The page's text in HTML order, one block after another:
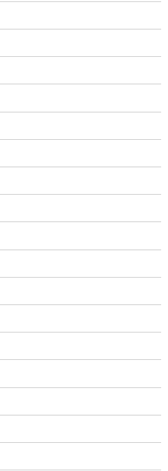
研究力を盛っています。編成は
半魚人、タコつぼ。完全に敵城
て開き直った編成ですね。法師
で押し込み、何の問題もなく敵
ています。
コニャンダムやウルルン
略